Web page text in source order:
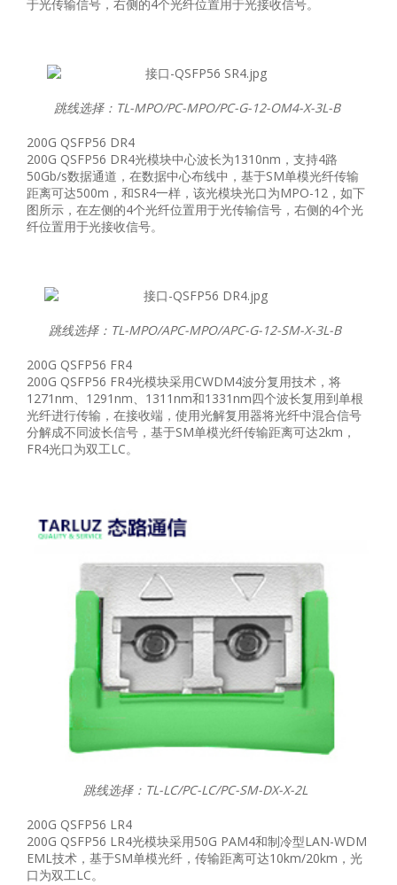
于光传输信号，右侧的4个光纤位置用于光接收信号。
跳线选择：TL-MPO/PC-MPO/PC-G-12-OM4-X-3L-B
200G QSFP56 DR4
200G QSFP56 DR4光模块中心波长为1310nm，支持4路
50Gb/s数据通道，在数据中心布线中，基于SM单模光纤传输
距离可达500m，和SR4一样，该光模块光口为MPO-12，如下
图所示，在左侧的4个光纤位置用于光传输信号，右侧的4个光
纤位置用于光接收信号。
跳线选择：TL-MPO/APC-MPO/APC-G-12-SM-X-3L-B
200G QSFP56 FR4
200G QSFP56 FR4光模块采用CWDM4波分复用技术，将
1271nm、1291nm、1311nm和1331nm四个波长复用到单根
光纤进行传输，在接收端，使用光解复用器将光纤中混合信号
分解成不同波长信号，基于SM单模光纤传输距离可达2km，
FR4光口为双工LC。
跳线选择：TL-LC/PC-LC/PC-SM-DX-X-2L
200G QSFP56 LR4
200G QSFP56 LR4光模块采用50G PAM4和制冷型LAN-WDM
EML技术，基于SM单模光纤，传输距离可达10km/20km，光
口为双工LC。